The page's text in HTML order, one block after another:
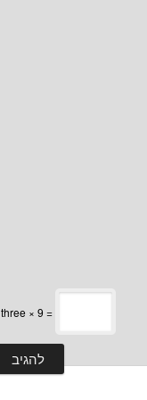
three × 9 =